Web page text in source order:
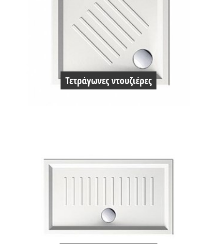
Τετράγωνες ντουζιέρες